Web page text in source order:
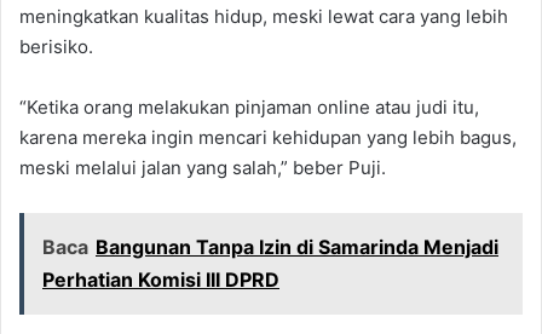
meningkatkan kualitas hidup, meski lewat cara yang lebih
berisiko.
“Ketika orang melakukan pinjaman online atau judi itu,
karena mereka ingin mencari kehidupan yang lebih bagus,
meski melalui jalan yang salah,” beber Puji.
Baca Bangunan Tanpa Izin di Samarinda Menjadi
Perhatian Komisi III DPRD